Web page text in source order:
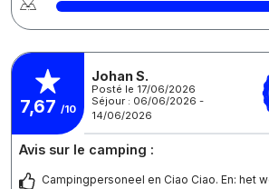
7,67 /10
Johan S.
Posté le 17/06/2026
Séjour : 06/06/2026 -
14/06/2026
Avis sur le camping :
Campingpersoneel en Ciao Ciao. En: het